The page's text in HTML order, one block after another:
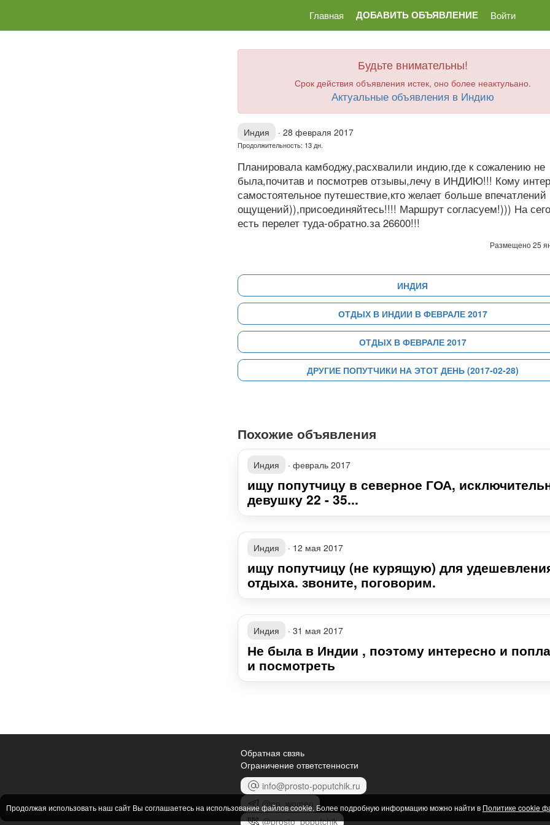
Главная ДОБАВИТЬ ОБЪЯВЛЕНИЕ Войти
Будьте внимательны!
Срок действия объявления истек, оно более неактульано.
Актуальные объявления в Индию
Индия · 28 февраля 2017
Продолжительность: 13 дн.
Планировала камбоджу,расхвалили индию,где к сожалению не
была,почитав и посмотрев отзывы,лечу в ИНДИЮ!!! Кому
самостоятельное путешествие,кто желает больше впечатлений
ощущений)),присоединяйтесь!!!! Маршрут согласуем!))) На
есть перелет туда-обратно.за 26600!!!
Размещено 25
ИНДИЯ
ОТДЫХ В ИНДИИ В ФЕВРАЛЕ 2017
ОТДЫХ В ФЕВРАЛЕ 2017
ДРУГИЕ ПОПУТЧИКИ НА ЭТОТ ДЕНЬ (2017-02-28)
Похожие объявления
Индия · февраль 2017
ищу попутчицу в северное ГОА,
девушку 22 - 35...
Индия · 12 мая 2017
ищу попутчицу (не курящую) для
отдыха. звоните, поговорим.
Индия · 31 мая 2017
Не была в Индии , поэтому интересно и
и посмотреть
Обратная свзяь
Ограничение ответстенности
info@prosto-poputchik.ru
@pp_women
@prosto_poputchik
Продолжая использовать наш сайт Вы соглашаетесь на использование файлов cookie. Более подробную информацию можно найти в Политике cookie